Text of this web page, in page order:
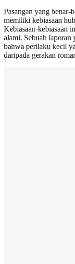
Pasangan yang benar-
memiliki kebiasaan
Kebiasaan-kebiasaan
alami. Sebuah laporan
bahwa perilaku kecil
daripada gerakan